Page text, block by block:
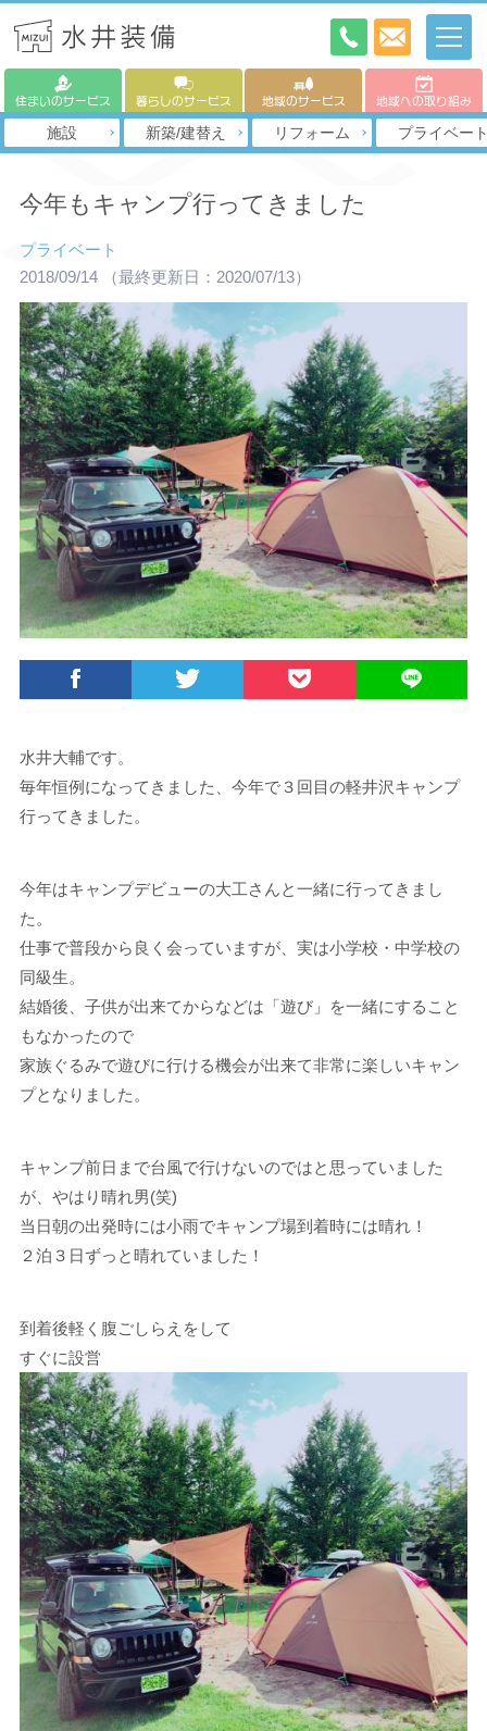
住まいのサービス 暮らしのサービス 地域のサービス 地域への取り組み
施設 新築/建替え リフォーム プライベー
今年もキャンプ行ってきました
プライベート
2018/09/14
（最終更新日：2020/07/13）
水井大輔です。
毎年恒例になってきました、今年で３回目の軽井沢キャンプ
行ってきました。
今年はキャンプデビューの大工さんと一緒に行ってきまし
た。
仕事で普段から良く会っていますが、実は小学校・中学校の
同級生。
結婚後、子供が出来てからなどは「遊び」を一緒にすること
もなかったので
家族ぐるみで遊びに行ける機会が出来て非常に楽しいキャン
プとなりました。
キャンプ前日まで台風で行けないのではと思っていました
が、やはり晴れ男(笑)
当日朝の出発時には小雨でキャンプ場到着時には晴れ！
２泊３日ずっと晴れていました！
到着後軽く腹ごしらえをして
すぐに設営